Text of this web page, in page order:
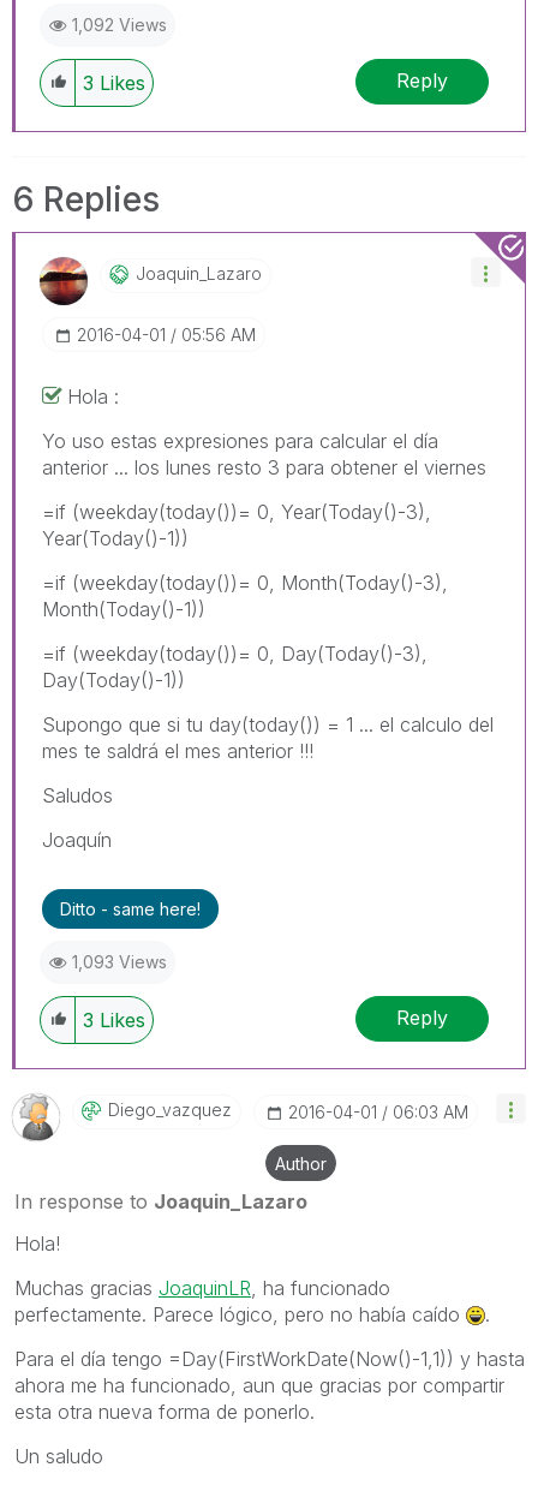
1,092 Views
3 Likes Reply
6 Replies
Joaquin_Lazaro
‎2016-04-01 05:56 AM
Hola :
Yo uso estas expresiones para calcular el día
anterior ... los lunes resto 3 para obtener el viernes
=if (weekday(today())= 0, Year(Today()-3),
Year(Today()-1))
=if (weekday(today())= 0, Month(Today()-3),
Month(Today()-1))
=if (weekday(today())= 0, Day(Today()-3),
Day(Today()-1))
Supongo que si tu day(today()) = 1 ... el calculo del
mes te saldrá el mes anterior !!!
Saludos
Joaquín
Ditto - same here!
1,093 Views
3 Likes Reply
Diego_vazquez ‎2016-04-01 06:03 AM
Author
In response to Joaquin_Lazaro
Hola!
Muchas gracias JoaquinLR , ha funcionado
perfectamente. Parece lógico, pero no había caído
.
Para el día tengo =Day(FirstWorkDate(Now()-1,1)) y hasta
ahora me ha funcionado, aun que gracias por compartir
esta otra nueva forma de ponerlo.
Un saludo